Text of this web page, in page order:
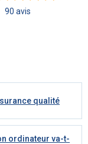
qualité
ordinateur va-t-
90 avis